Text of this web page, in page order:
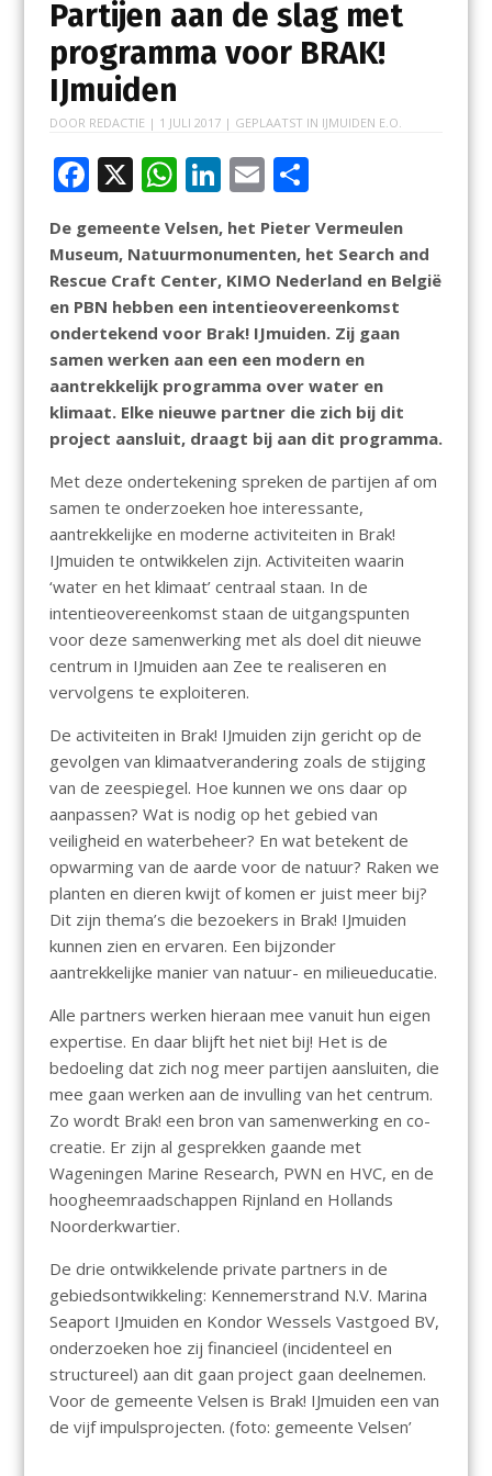
Partijen aan de slag met
programma voor BRAK!
IJmuiden
DOOR REDACTIE | 1 JULI 2017| GEPLAATST IN IJMUIDEN E.O.
F
e
b
o
o
k
X W
h
at
s
A
p
p
Li
n
k
e
dI
n
E
m
ai
l
D
e
n
De gemeente Velsen, het Pieter Vermeulen
Museum, Natuurmonumenten, het Search and
Rescue Craft Center, KIMO Nederland en België
en PBN hebben een intentieovereenkomst
ondertekend voor Brak! IJmuiden. Zij gaan
samen werken aan een een modern en
aantrekkelijk programma over water en
klimaat. Elke nieuwe partner die zich bij dit
project aansluit, draagt bij aan dit programma.
Met deze ondertekening spreken de partijen af om
samen te onderzoeken hoe interessante,
aantrekkelijke en moderne activiteiten in Brak!
IJmuiden te ontwikkelen zijn. Activiteiten waarin
‘water en het klimaat’ centraal staan. In de
intentieovereenkomst staan de uitgangspunten
voor deze samenwerking met als doel dit nieuwe
centrum in IJmuiden aan Zee te realiseren en
vervolgens te exploiteren.
De activiteiten in Brak! IJmuiden zijn gericht op de
gevolgen van klimaatverandering zoals de stijging
van de zeespiegel. Hoe kunnen we ons daar op
aanpassen? Wat is nodig op het gebied van
veiligheid en waterbeheer? En wat betekent de
opwarming van de aarde voor de natuur? Raken we
planten en dieren kwijt of komen er juist meer bij?
Dit zijn thema’s die bezoekers in Brak! IJmuiden
kunnen zien en ervaren. Een bijzonder
aantrekkelijke manier van natuur- en milieueducatie.
Alle partners werken hieraan mee vanuit hun eigen
expertise. En daar blijft het niet bij! Het is de
bedoeling dat zich nog meer partijen aansluiten, die
mee gaan werken aan de invulling van het centrum.
Zo wordt Brak! een bron van samenwerking en co-
creatie. Er zijn al gesprekken gaande met
Wageningen Marine Research, PWN en HVC, en de
hoogheemraadschappen Rijnland en Hollands
Noorderkwartier.
De drie ontwikkelende private partners in de
gebiedsontwikkeling: Kennemerstrand N.V. Marina
Seaport IJmuiden en Kondor Wessels Vastgoed BV,
onderzoeken hoe zij financieel (incidenteel en
structureel) aan dit gaan project gaan deelnemen.
Voor de gemeente Velsen is Brak! IJmuiden een van
de vijf impulsprojecten. (foto: gemeente Velsen’